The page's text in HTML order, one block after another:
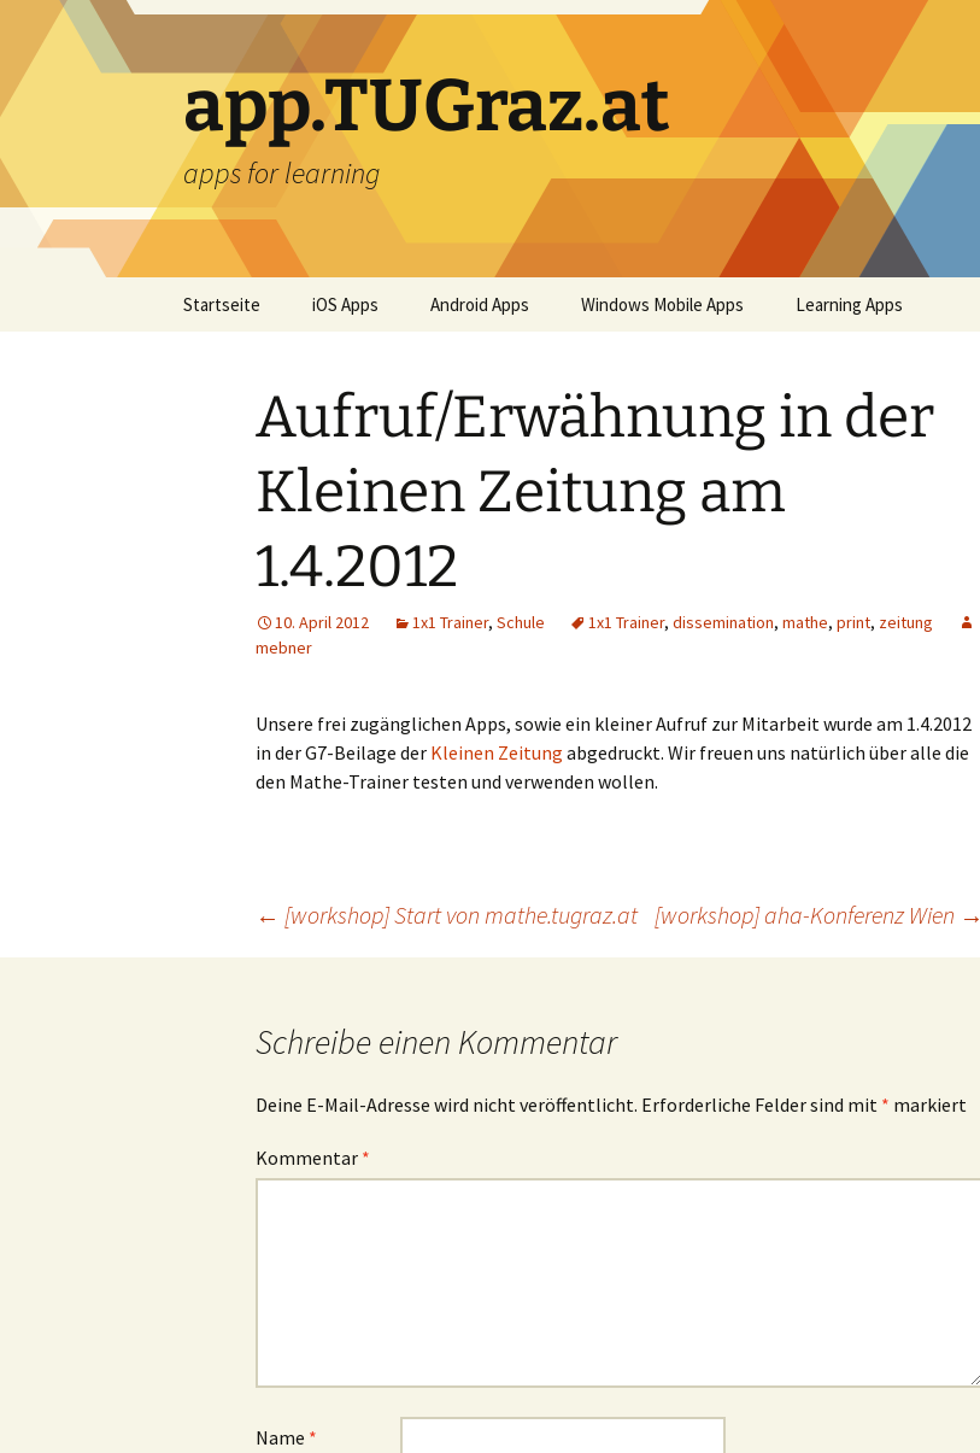
Inhalt
springen
app.TUGraz.at
apps for learning
Startseite iOS Apps Android Apps Windows Mobile Apps Learning Apps
Aufruf/Erwähnung in der
Kleinen Zeitung am
1.4.2012
10. April 2012 1x1 Trainer, Schule 1x1 Trainer, dissemination, mathe, print, zeitung
mebner
Unsere frei zugänglichen Apps, sowie ein kleiner Aufruf zur Mitarbeit wurde am 1.4.2012
in der G7-Beilage der Kleinen Zeitung abgedruckt. Wir freuen uns natürlich über alle die
den Mathe-Trainer testen und verwenden wollen.
Beitragsnavigation
← [workshop] Start von mathe.tugraz.at [workshop] aha-Konferenz Wien →
Schreibe einen Kommentar
Deine E-Mail-Adresse wird nicht veröffentlicht. Erforderliche Felder sind mit * markiert
Kommentar *
Name *